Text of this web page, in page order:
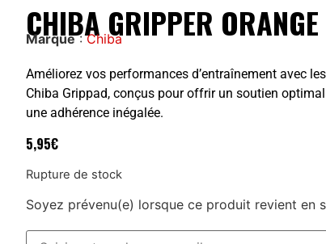
CHIBA GRIPPER
Marque:Chiba
Améliorez vos performances d’entraînement avec les
Chiba Grippad, conçus pour offrir un soutien
une adhérence inégalée.
5,95€
Rupture de stock
Soyez prévenu(e) lorsque ce produit revient en